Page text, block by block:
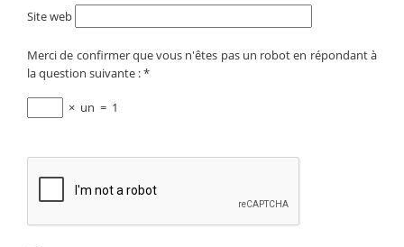
Site web
Merci de confirmer que vous n'êtes pas un robot en répondant à
la question suivante :*
× un = 1